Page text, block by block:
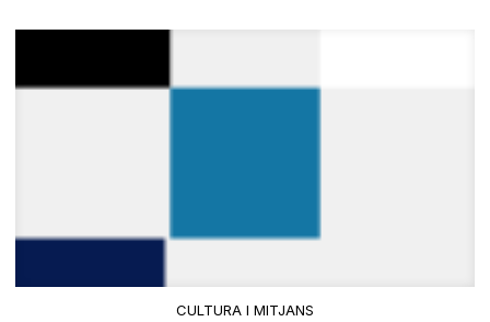
CULTURA I MITJANS